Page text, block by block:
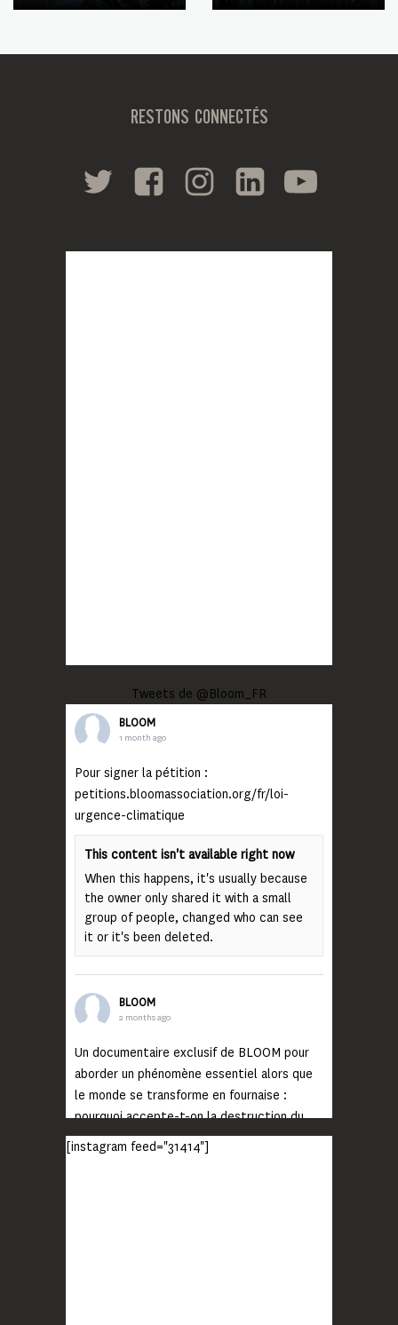
RESTONS CONNECTÉS
Tweets de @Bloom_FR
BLOOM
1 month ago
Pour signer la pétition :
petitions.bloomassociation.org/fr/loi-
urgence-climatique
This content isn't available right now
When this happens, it's usually because
the owner only shared it with a small
group of people, changed who can see
it or it's been deleted.
BLOOM
2 months ago
Un documentaire exclusif de BLOOM pour
aborder un phénomène essentiel alors que
le monde se transforme en fournaise :
pourquoi accepte-t-on la destruction du
monde ?
[instagram feed="31414"]